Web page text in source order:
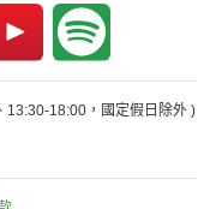
13:30-18:00，國定假日除外 )